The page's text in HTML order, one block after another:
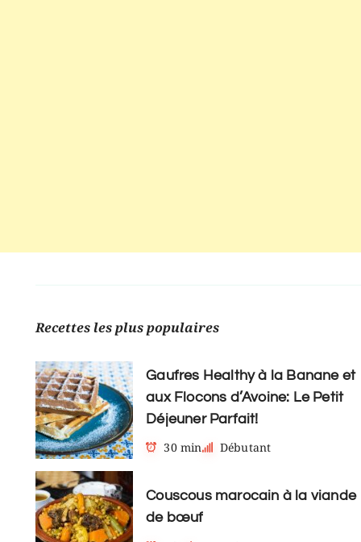
Recettes les plus populaires
Gaufres Healthy à la Banane et
aux Flocons d’Avoine: Le Petit
Déjeuner Parfait!
30 min
Débutant
Couscous marocain à la viande
de bœuf